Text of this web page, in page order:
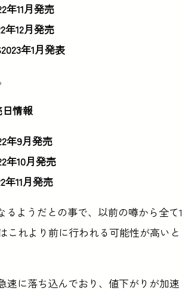
年11月発売
年12月発売
年1月発表
情報
年9月発売
年10月発売
11月発売
るようだとの事で、以前の噂から全て1
これより前に行われる可能性が高いと
速に落ち込んでおり、値下がりが加速